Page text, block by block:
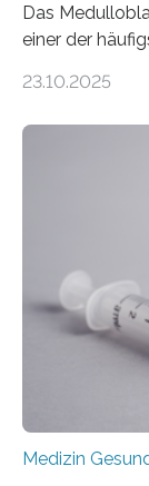
Das
einer der
Betroffenen
Dringend
nur
Gewebe
Hertie-Institut
Stiftung
23.10.2025
Medizin